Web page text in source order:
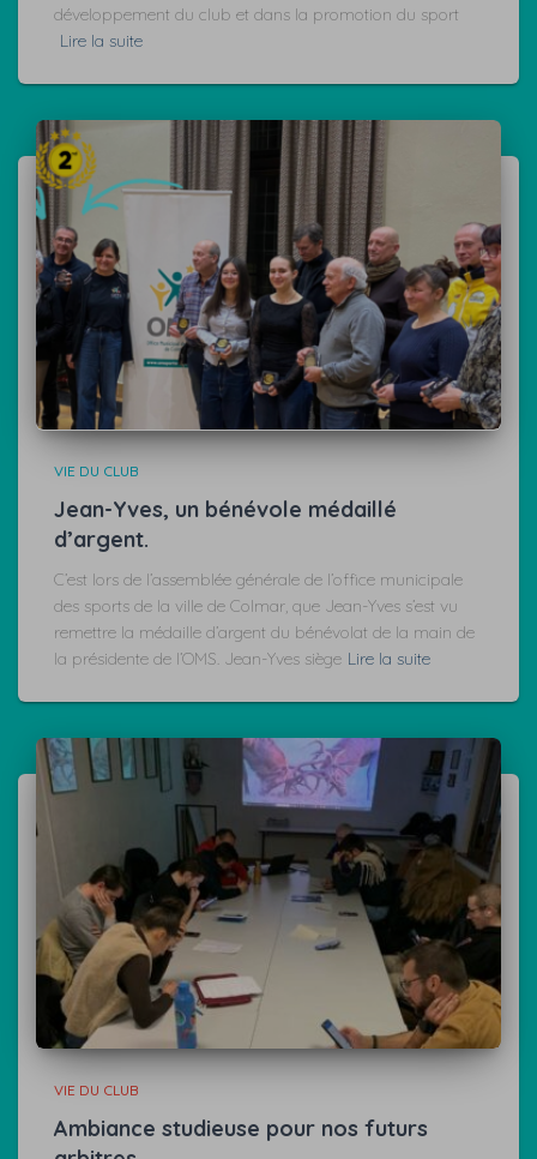
développement du club et dans la promotion du sport
Lire la suite
VIE DU CLUB
Jean-Yves, un bénévole médaillé
d’argent.
C’est lors de l’assemblée générale de l’office municipale
des sports de la ville de Colmar, que Jean-Yves s’est vu
remettre la médaille d’argent du bénévolat de la main de
la présidente de l’OMS. Jean-Yves siège Lire la suite
VIE DU CLUB
Ambiance studieuse pour nos futurs